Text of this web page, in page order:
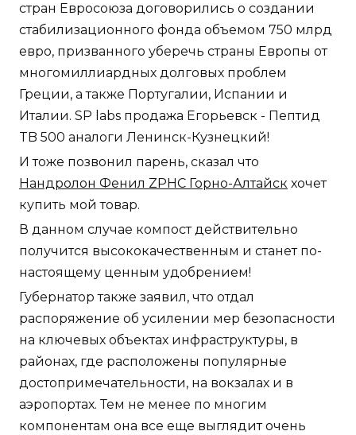
стран Евросоюза договорились о создании
стабилизационного фонда объемом 750 млрд
евро, призванного уберечь страны Европы от
многомиллиардных долговых проблем
Греции, а также Португалии, Испании и
Италии. SP labs продажа Егорьевск - Пептид
TB 500 аналоги Ленинск-Кузнецкий!
И тоже позвонил парень, сказал что
Нандролон Фенил ZPHC Горно-Алтайск хочет
купить мой товар.
В данном случае компост действительно
получится высококачественным и станет по-
настоящему ценным удобрением!
Губернатор также заявил, что отдал
распоряжение об усилении мер безопасности
на ключевых объектах инфраструктуры, в
районах, где расположены популярные
достопримечательности, на вокзалах и в
аэропортах. Тем не менее по многим
компонентам она все еще выглядит очень